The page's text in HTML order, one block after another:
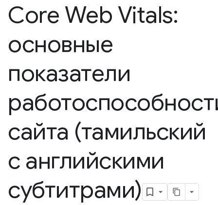
Core Web Vitals:
основные
показатели
сайта (тамильский
с английскими
субтитрами)